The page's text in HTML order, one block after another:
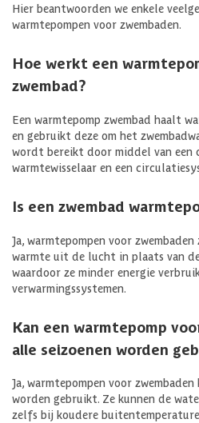
Hier beantwoorden we enkele
warmtepompen voor zwembaden.
Hoe werkt een
zwembad?
Een warmtepomp zwembad haalt
en gebruikt deze om het
wordt bereikt door middel van een
warmtewisselaar en een
Is een zwembad
Ja, warmtepompen voor
warmte uit de lucht in plaats van
waardoor ze minder energie
verwarmingssystemen.
Kan een warmtepomp
alle seizoenen worden
Ja, warmtepompen voor
worden gebruikt. Ze kunnen de
zelfs bij koudere